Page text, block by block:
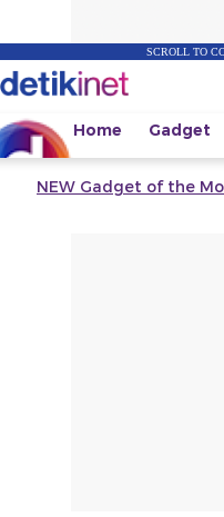
SCROLL TO
Home Gadget
NEW Gadget of the